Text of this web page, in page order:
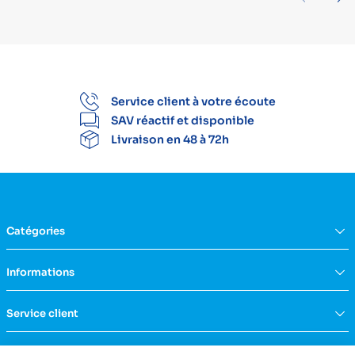
Service client à votre écoute
SAV réactif et disponible
Livraison en 48 à 72h
Catégories
Aide à la vie
Confort & bien-être
Rééducation & massage
Informations
FAQs
Service client
Nous contacter